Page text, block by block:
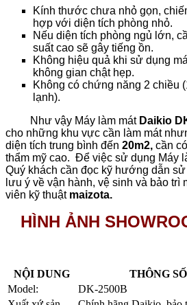
Kính thước chưa nhỏ gọn,
hợp với diện tích phòng nhỏ.
Nếu diện tích phòng ngủ lớn,
suất cao sẽ gây tiếng ồn.
Không hiệu quả khi sử dụng
không gian chật hẹp.
Không có chứng năng 2 chiều
lạnh).
Như vậy Máy làm mát Daikio
cho những khu vực cần làm mát
diện tích trung bình đến 20m2, cần
thẩm mỹ cao. Để việc sử dụng Máy
Quý khách cần đọc kỹ hướng dẫn
lưu ý về vận hành, vệ sinh và bảo trì
viên kỹ thuật maizota.
HÌNH ẢNH
NỘI DUNG
THÔNG
Model:
DK-2500B